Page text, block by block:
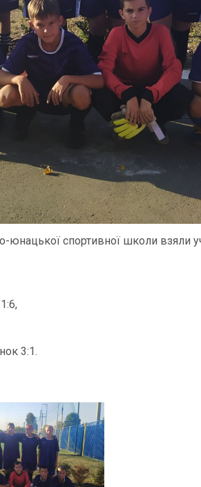
юнацької спортивної школи взяли
3:1.